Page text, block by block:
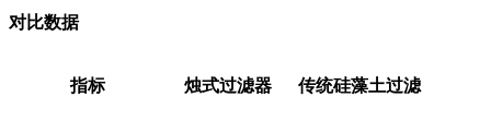
对比数据
指标 烛式过滤器 传统硅藻土过滤